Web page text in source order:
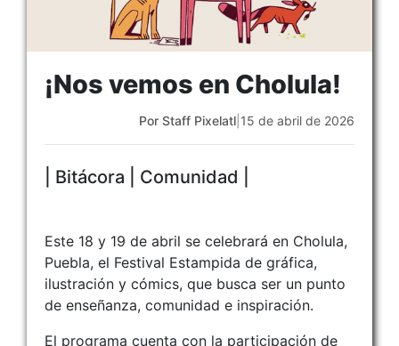
¡Nos vemos en Cholula!
Por Staff Pixelatl 15 de abril de 2026
| Bitácora | Comunidad |
Este 18 y 19 de abril se celebrará en Cholula,
Puebla, el Festival Estampida de gráfica,
ilustración y cómics, que busca ser un punto
de enseñanza, comunidad e inspiración.
El programa cuenta con la participación de